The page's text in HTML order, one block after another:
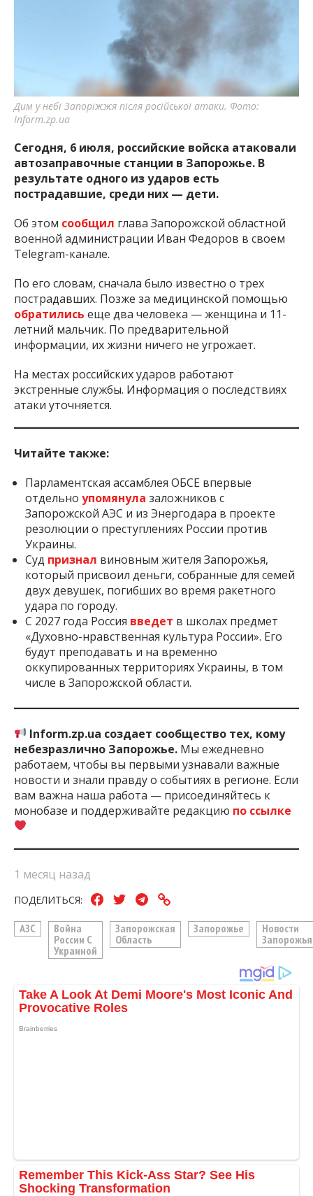
важную информацию о событиях
города Запорожья и области.
Дим у небі Запоріжжя після російської атаки. Фото:
Inform.zp.ua
Сегодня, 6 июля, российские войска атаковали
автозаправочные станции в Запорожье. В
результате одного из ударов есть
пострадавшие, среди них — дети.
Об этом сообщил глава Запорожской областной
военной администрации Иван Федоров в своем
Telegram-канале.
По его словам, сначала было известно о трех
пострадавших. Позже за медицинской помощью
обратились еще два человека — женщина и 11-
летний мальчик. По предварительной
информации, их жизни ничего не угрожает.
На местах российских ударов работают
экстренные службы. Информация о последствиях
атаки уточняется.
Читайте также:
Парламентская ассамблея ОБСЕ впервые
отдельно упомянула заложников с
Запорожской АЭС и из Энергодара в проекте
резолюции о преступлениях России против
Украины.
Суд признал виновным жителя Запорожья,
который присвоил деньги, собранные для семей
двух девушек, погибших во время ракетного
удара по городу.
С 2027 года Россия введет в школах предмет
«Духовно-нравственная культура России». Его
будут преподавать и на временно
оккупированных территориях Украины, в том
числе в Запорожской области.
Inform.zp.ua создает сообщество тех, кому
небезразлично Запорожье. Мы ежедневно
работаем, чтобы вы первыми узнавали важные
новости и знали правду о событиях в регионе. Если
вам важна наша работа — присоединяйтесь к
монобазе и поддерживайте редакцию по ссылке
1 месяц назад
ПОДЕЛИТЬСЯ:
АЗС
Война
России С
Украиной
Запорожская
Область
Запорожье
Новости
Запорожья